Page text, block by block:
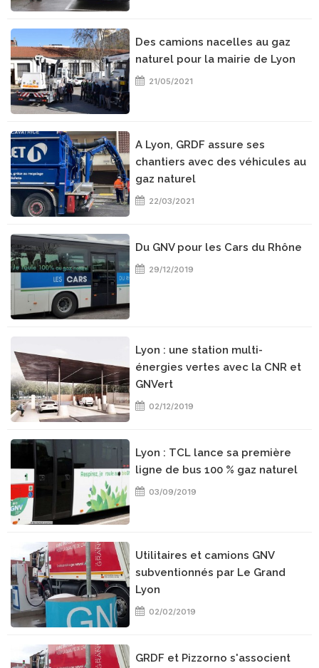
Des camions nacelles au gaz
naturel pour la mairie de Lyon
21/05/2021
A Lyon, GRDF assure ses
chantiers avec des véhicules au
gaz naturel
22/03/2021
Du GNV pour les Cars du Rhône
29/12/2019
Lyon : une station multi-
énergies vertes avec la CNR et
GNVert
02/12/2019
Lyon : TCL lance sa première
ligne de bus 100 % gaz naturel
03/09/2019
Utilitaires et camions GNV
subventionnés par Le Grand
Lyon
02/02/2019
GRDF et Pizzorno s'associent